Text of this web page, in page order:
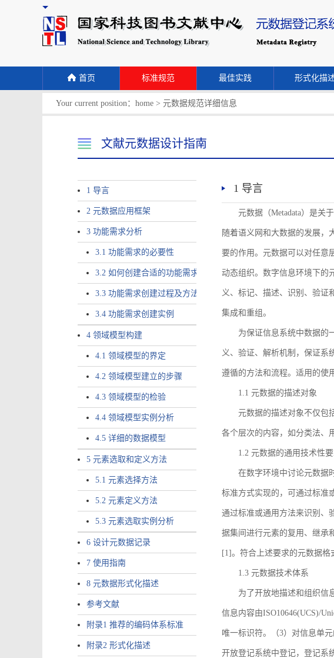
首页 标准规范 最佳实践 形式化描
Your current position： home > 元数据规范详细信息
文献元数据设计指南
1 导言
2 元数据应用框架
3 功能需求分析
3.1 功能需求的必要性
3.2 如何创建合适的功能需求
3.3 功能需求创建过程及方法
3.4 功能需求创建实例
4 领域模型构建
4.1 领域模型的界定
4.2 领域模型建立的步骤
4.3 领域模型的检验
4.4 领域模型实例分析
4.5 详细的数据模型
5 元素选取和定义方法
5.1 元素选择方法
5.2 元素定义方法
5.3 元素选取实例分析
6 设计元数据记录
7 使用指南
8 元数据形式化描述
参考文献
附录1 推荐的编码体系标准
附录2 形式化描述
1 导言
元数据（Metadata）是关
随着语义网和大数据的发展，
要的作用。元数据可以对任意
动态组织。数字信息环境下的
义、标记、描述、识别、验证
集成和重组。
为保证信息系统中数据的
义、验证、解析机制，保证系
遵循的方法和流程。适用的使
1.1 元数据的描述对象
元数据的描述对象不仅包
各个层次的内容，如分类法、
1.2 元数据的通用技术性
在数字环境中讨论元数据
标准方式实现的，可通过标准
通过标准或通用方法来识别、
据集间进行元素的复用、继承
[1]。符合上述要求的元数据格
1.3 元数据技术体系
为了开放地描述和组织信
信息内容由ISO10646(UCS)/
唯一标识符。（3）对信息单
开放登记系统中登记，登记系